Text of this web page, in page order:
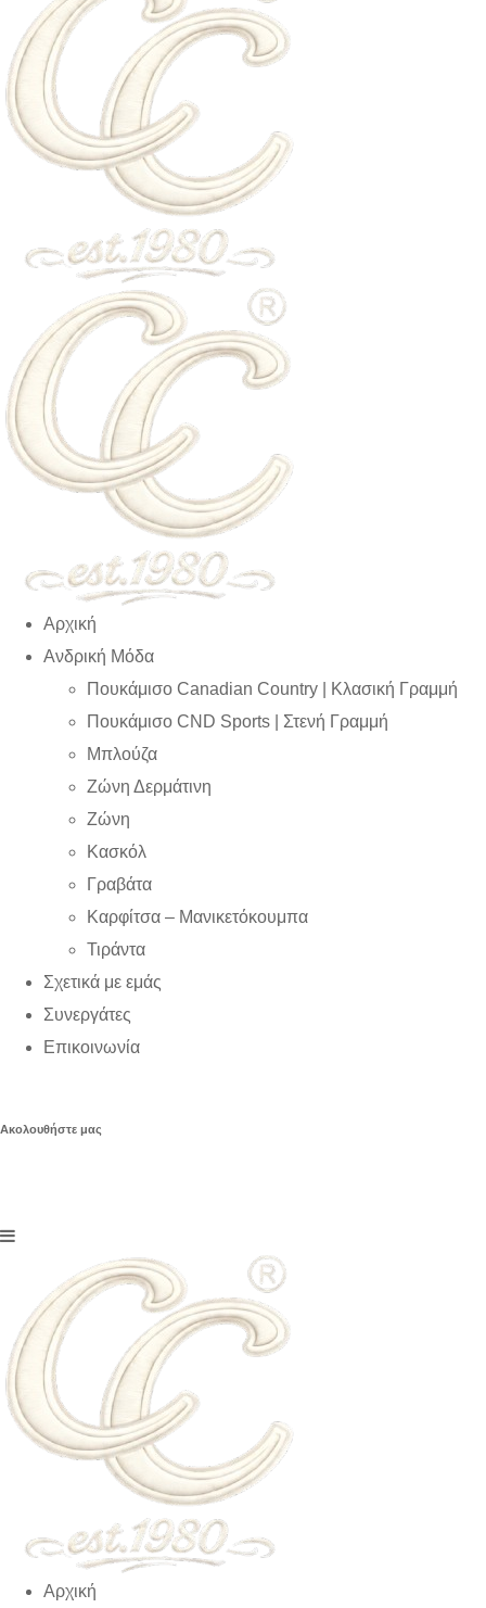
Αρχική
Ανδρική Μόδα
Πουκάμισο Canadian Country | Kλασική Γραμμή
Πουκάμισο CND Sports | Στενή Γραμμή
Μπλούζα
Ζώνη Δερμάτινη
Ζώνη
Κασκόλ
Γραβάτα
Καρφίτσα – Μανικετόκουμπα
Τιράντα
Σχετικά με εμάς
Συνεργάτες
Επικοινωνία
Ακολουθήστε μας
Αρχική